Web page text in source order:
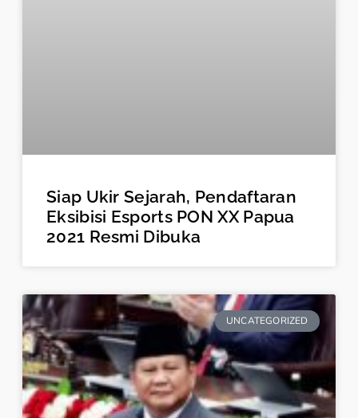
Siap Ukir Sejarah, Pendaftaran
Eksibisi Esports PON XX Papua
2021 Resmi Dibuka
UNCATEGORIZED